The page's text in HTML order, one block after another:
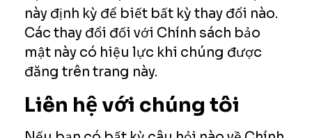
này định kỳ để biết bất kỳ thay đổi nào.
Các thay đổi đối với Chính sách bảo
mật này có hiệu lực khi chúng được
đăng trên trang này.
Liên hệ với chúng tôi